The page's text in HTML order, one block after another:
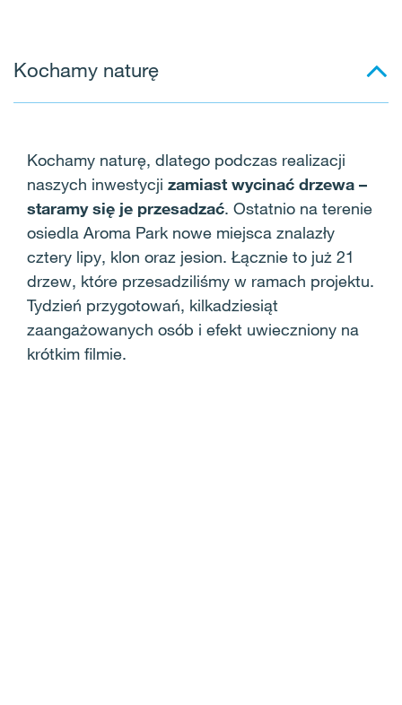
Kochamy naturę
Kochamy naturę, dlatego podczas realizacji
naszych inwestycji zamiast wycinać drzewa –
staramy się je przesadzać. Ostatnio na terenie
osiedla Aroma Park nowe miejsca znalazły
cztery lipy, klon oraz jesion. Łącznie to już 21
drzew, które przesadziliśmy w ramach projektu.
Tydzień przygotowań, kilkadziesiąt
zaangażowanych osób i efekt uwieczniony na
krótkim filmie.